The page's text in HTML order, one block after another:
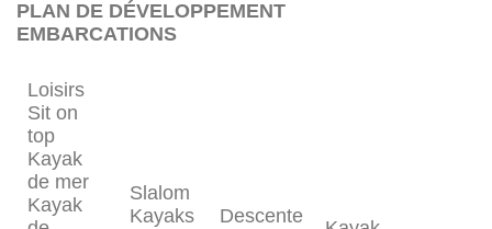
PLAN DE DÉVELOPPEMENT
EMBARCATIONS
Loisirs
Sit on
top
Kayak
de mer
Kayak
Slalom
Kayaks
Descente